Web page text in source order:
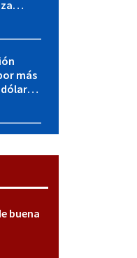
más
buena